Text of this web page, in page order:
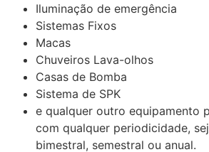
Iluminação de emergência
Sistemas Fixos
Macas
Chuveiros Lava-olhos
Casas de Bomba
Sistema de SPK
e qualquer outro equipamento
com qualquer periodicidade,
bimestral, semestral ou anual.